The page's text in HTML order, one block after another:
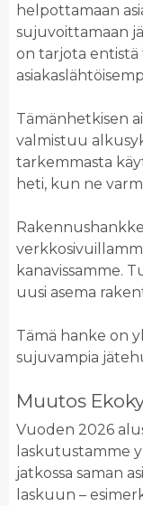
helpottamaan
sujuvoittamaan
on tarjota entistä
Tämänhetkisen
valmistuu
tarkemmasta
heti, kun ne
kanavissamme.
uusi asema
Tämä hanke on
sujuvampia
Muutos
Vuoden 2026
laskutustamme
jatkossa saman
laskuun –